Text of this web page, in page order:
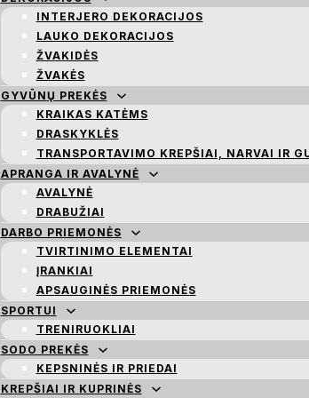
INTERJERO DEKORACIJOS
LAUKO DEKORACIJOS
ŽVAKIDĖS
ŽVAKĖS
GYVŪNŲ PREKĖS
KRAIKAS KATĖMS
DRASKYKLĖS
TRANSPORTAVIMO KREPŠIAI, NARVAI IR
APRANGA IR AVALYNĖ
AVALYNĖ
DRABUŽIAI
DARBO PRIEMONĖS
TVIRTINIMO ELEMENTAI
ĮRANKIAI
APSAUGINĖS PRIEMONĖS
SPORTUI
TRENIRUOKLIAI
SODO PREKĖS
KEPSNINĖS IR PRIEDAI
KREPŠIAI IR KUPRINĖS